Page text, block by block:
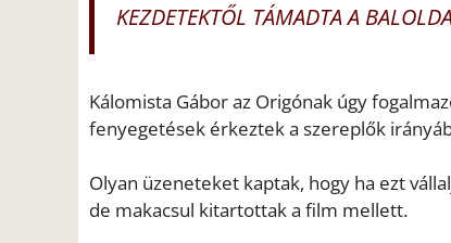
KEZDETEKTŐL TÁMADTA A
Kálomista Gábor az Origónak úgy
fenyegetések érkeztek a szereplők
Olyan üzeneteket kaptak, hogy ha ezt
de makacsul kitartottak a film mellett.